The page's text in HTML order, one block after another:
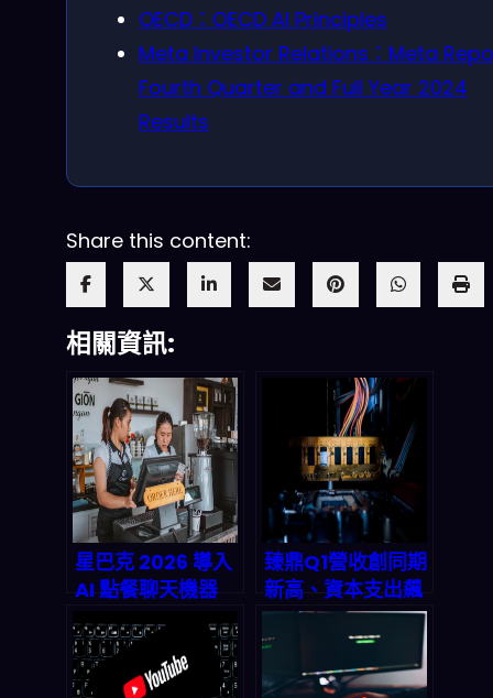
OECD：OECD AI Principles
Meta Investor Relations：Meta
Fourth Quarter and Full Year 2024
Results
Share this content:
相關資訊:
星巴克 2026 導入
AI 點餐聊天機器
人：從「加速結
帳」到「重塑客戶
體驗」的全鏈路觀
臻鼎Q1營收創同期
新高、資本支出飆
破800億！2026
AI伺服器與IC載板
爆發期全面解析